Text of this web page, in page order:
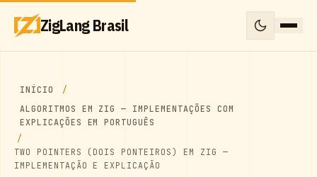
ZigLang Brasil
INÍCIO
ALGORITMOS EM ZIG — IMPLEMENTAÇÕES COM
EXPLICAÇÕES EM PORTUGUÊS
TWO POINTERS (DOIS PONTEIROS) EM ZIG —
IMPLEMENTAÇÃO E EXPLICAÇÃO